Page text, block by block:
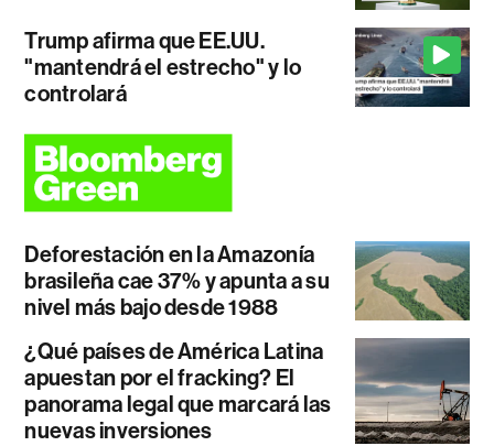
Trump afirma que EE.UU.
"mantendrá el estrecho" y lo
controlará
Deforestación en la Amazonía
brasileña cae 37% y apunta a su
nivel más bajo desde 1988
¿Qué países de América Latina
apuestan por el fracking? El
panorama legal que marcará las
nuevas inversiones